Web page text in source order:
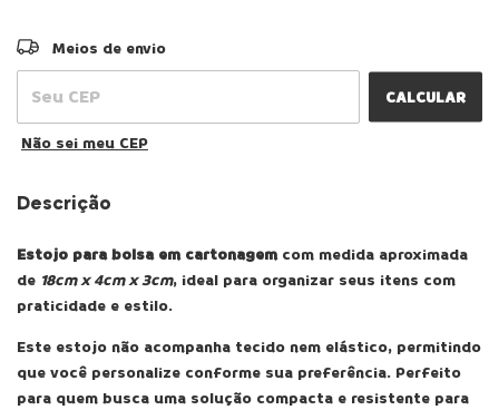
Entregas para o CEP:
Meios de envio
CALCULAR
Não sei meu CEP
Descrição
Estojo para bolsa em cartonagemcom medida aproximada
de 18cm x 4cm x 3cm, ideal para organizar seus itens com
praticidade e estilo.
Este estojo não acompanha tecido nem elástico, permitindo
que você personalize conforme sua preferência. Perfeito
para quem busca uma solução compacta e resistente para